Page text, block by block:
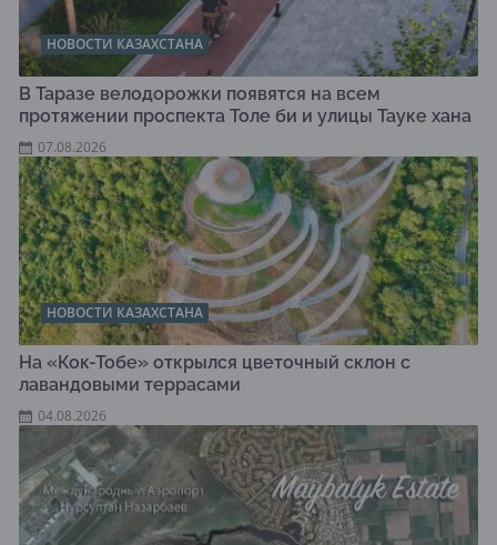
НОВОСТИ КАЗАХСТАНА
В Таразе велодорожки появятся на всем
протяжении проспекта Толе би и улицы Тауке хана
07.08.2026
НОВОСТИ КАЗАХСТАНА
На «Кок-Тобе» открылся цветочный склон с
лавандовыми террасами
04.08.2026